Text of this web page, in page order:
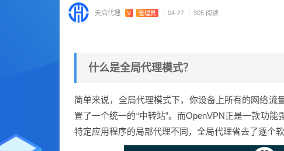
天启代理 V 管理员 / 04-27 / 305 阅读
什么是全局代理模式？
简单来说，全局代理模式下，你设备上所有的网络
置了一个统一的“中转站”。而OpenVPN正是一款功
特定应用程序的局部代理不同，全局代理省去了逐个